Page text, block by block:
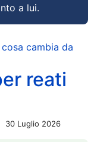
a lui.
cambia da
reati
30 Luglio 2026